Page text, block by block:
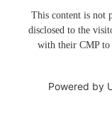
This content is not
disclosed to the
with their CMP to
Powered by